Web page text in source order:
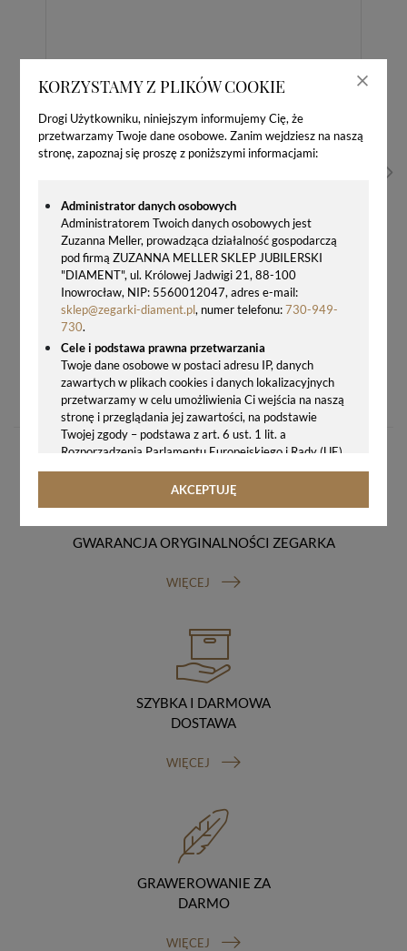
KORZYSTAMY Z PLIKÓW COOKIE
Drogi Użytkowniku, niniejszym informujemy Cię, że
przetwarzamy Twoje dane osobowe. Zanim wejdziesz na naszą
stronę, zapoznaj się proszę z poniższymi informacjami:
Administrator danych osobowych
Administratorem Twoich danych osobowych jest
Zuzanna Meller, prowadząca działalność gospodarczą
pod firmą ZUZANNA MELLER SKLEP JUBILERSKI
"DIAMENT", ul. Królowej Jadwigi 21, 88-100
Inowrocław, NIP: 5560012047, adres e-mail:
sklep@zegarki-diament.pl, numer telefonu:730-949-
730.
Cele i podstawa prawna przetwarzania
Twoje dane osobowe w postaci adresu IP, danych
zawartych w plikach cookies i danych lokalizacyjnych
przetwarzamy w celu umożliwienia Ci wejścia na naszą
stronę i przeglądania jej zawartości, na podstawie
Twojej zgody – podstawa z art. 6 ust. 1 lit. a
Rozporządzenia Parlamentu Europejskiego i Rady (UE)
2016/679 z 27.04.2016 r. w sprawie ochrony osób
fizycznych w związku z przetwarzaniem danych
rozporządzenie o ochronie danych, tj. RODO).
Twoje dane osobowe możemy udostępniać
hostingodawcy. Takie podmioty przetwarzają dane na
poleceniami. Przekazujemy Twoje dane poza teren
Polski/UE/Europejskiego Obszaru Gospodarczego.
Okres przechowywania danych
Twoje dane przechowujemy do czasu posiadania
udzielonej przez Ciebie zgody.
otrzymania ich kopii, prawo do sprostowania
(poprawiania) swoich danych, prawo do usunięcia
abyśmy przetwarzali Twoje dane, możesz zażądać,
abyśmy je usunęli), prawo do ograniczenia
przetwarzania danych (możesz zażądać, abyśmy
ograniczyli przetwarzanie Twoich danych osobowych
wyłącznie do ich przechowywania lub wykonywania
mamy nieprawidłowe dane na Twój temat lub
sprzeciwu wobec przetwarzania danych, prawo do
AKCEPTUJĘ
188,00 zł
GWARANCJA ORYGINALNOŚCI ZEGARKA
WIĘCEJ
SZYBKA I DARMOWA
DOSTAWA
WIĘCEJ
GRAWEROWANIE ZA
DARMO
WIĘCEJ